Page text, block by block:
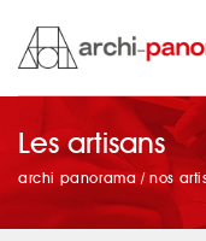
Les artisans
archi panorama /nos